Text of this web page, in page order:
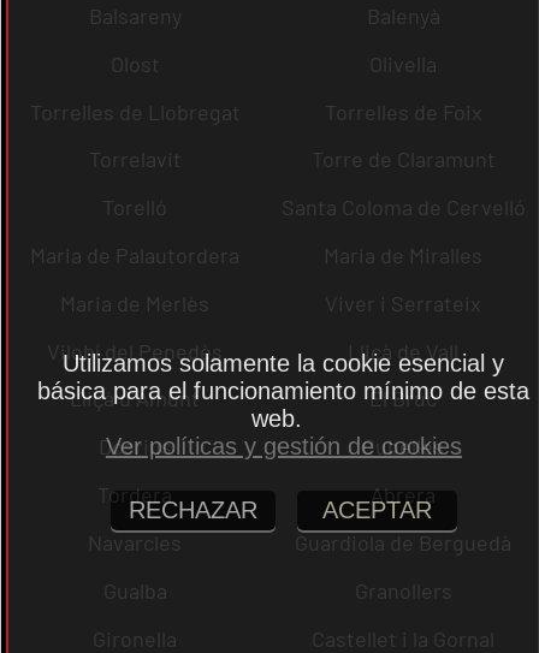
Balsareny
Balenyà
Olost
Olivella
Torrelles de Llobregat
Torrelles de Foix
Torrelavit
Torre de Claramunt
Torelló
Santa Coloma de Cervelló
Maria de Palautordera
Maria de Miralles
Maria de Merlès
Viver i Serrateix
Vilobí del Penedès
Lliçà de Vall
Lliçà d´Amunt
El Bruc
Dosrius
Cubelles
Tordera
Abrera
Navarcles
Guardiola de Berguedà
Gualba
Granollers
Gironella
Castellet i la Gornal
Utilizamos solamente la cookie esencial y
básica para el funcionamiento mínimo de esta
web.
Ver políticas y gestión de cookies
RECHAZAR ACEPTAR